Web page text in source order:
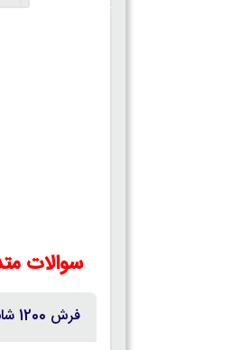
سوالات
فرش 1200 شانه چطور فرشی است ؟